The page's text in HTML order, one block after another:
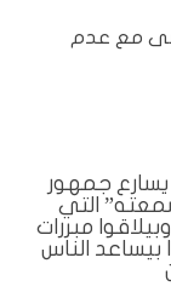
مع عدم
جمهور
التي
مبررات
الناس